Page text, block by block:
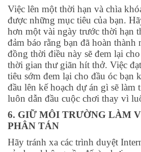
Việc lên một thời hạn và chìa
được những mục tiêu của bạn.
hơn một vài ngày trước thời hạn
đảm báo rằng bạn đã hoàn
đồng thời điều này sẽ đem lại
thời gian thư giãn hít thở. Việc
tiêu sớm đem lại cho đầu óc bạn
đầu lên kế hoạch dự án gì sẽ làm
luôn dẫn đầu cuộc chơi thay vì
6. GIỮ MÔI TRƯỜNG LÀM
PHÂN TÁN
Hãy tránh xa các trình duyệt